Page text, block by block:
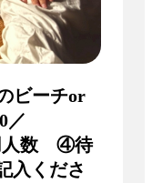
ビーチor
／
数 ④待
入くださ